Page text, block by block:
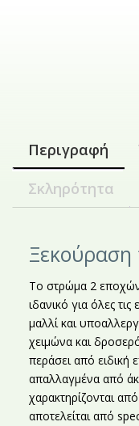
Περιγραφή
Σκληρότητα
Ξεκούραση
Το στρώμα 2 εποχών
ιδανικό για όλες
μαλλί και
χειμώνα και
περάσει από ειδική
απαλλαγμένα από
χαρακτηρίζονται
αποτελείται από